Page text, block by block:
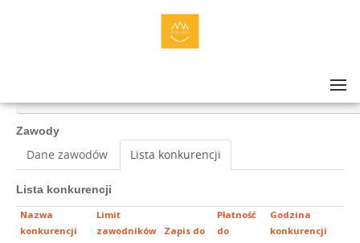
Zawody
Dane zawodów Lista konkurencji
Lista konkurencji
Nazwa
konkurencji
Limit
zawodników
Zapis do
Płatność
do
Godzina
konkurencji